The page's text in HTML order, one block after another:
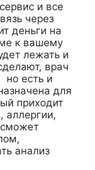
и все
через
деньги на
к вашему
лежать и
врач
но есть и
для
приходит
аллергии,
сможет
анализ